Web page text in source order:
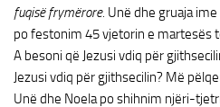
fuqisë frymërore. Unë dhe gruaja
po festonim 45 vjetorin e martesës
A besoni që Jezusi vdiq për
Jezusi vdiq për gjithsecilin? Më
Unë dhe Noela po shihnim njëri-